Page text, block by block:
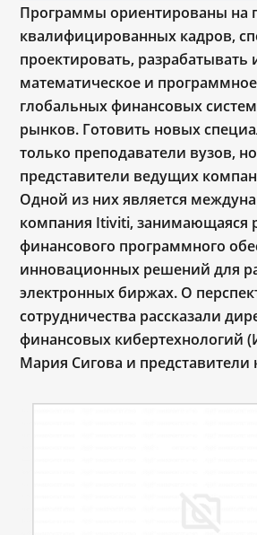
Программы ориентированы на
квалифицированных кадров,
проектировать, разрабатывать
математическое и
глобальных финансовых
рынков. Готовить новых
только преподаватели вузов,
представители ведущих
Одной из них является
компания Itiviti, занимающаяся
финансового программного
инновационных решений для
электронных биржах. О
сотрудничества рассказали
финансовых кибертехнологий
Мария Сигова и